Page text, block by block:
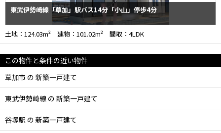
東武伊勢崎線「草加」駅バス14分「小山」停歩4分
土地：124.03m² 建物：101.02m² 間取：4LDK
この物件と条件の近い物件
草加市 の 新築一戸建て
東武伊勢崎線 の 新築一戸建て
谷塚駅 の 新築一戸建て